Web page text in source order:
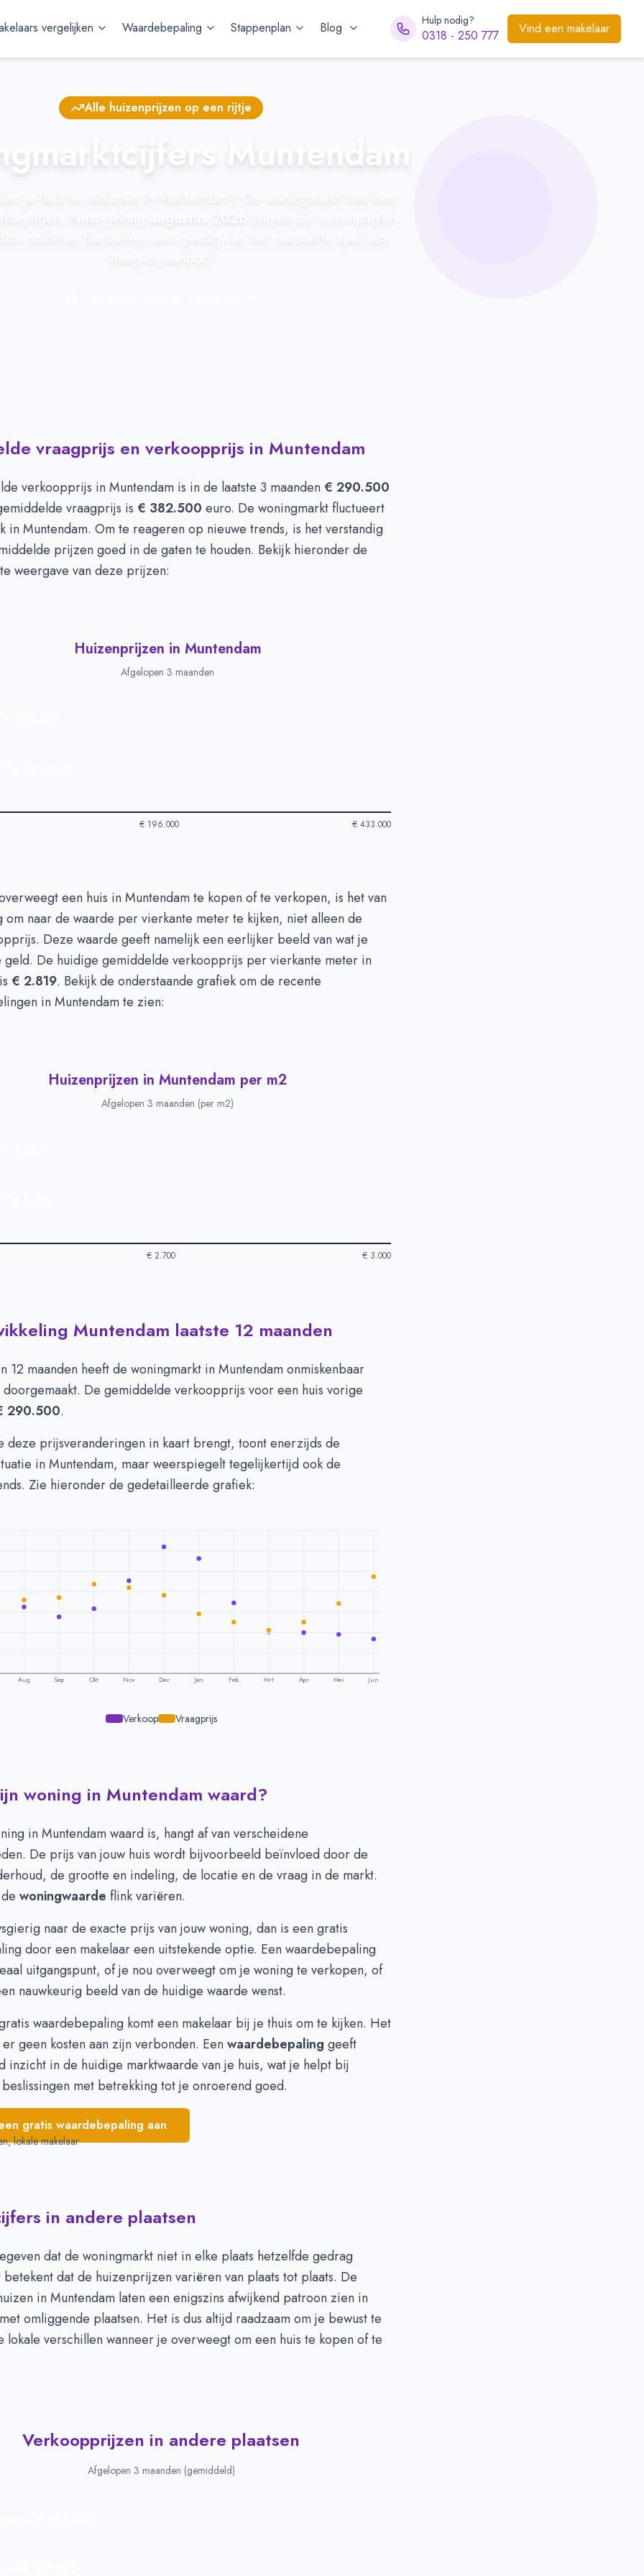
vergelijken Waardebepaling Stappenplan Blog Hulp nodig?
0318 - 250 777 Vind een makelaar
Alle huizenprijzen op een rijtje
Muntendam
augustus 2026
vraagprijs en verkoopprijs in Muntendam
verkoopprijs inMuntendam is in de laatste 3 maanden € 290.500
vraagprijs is € 382.500 euro. De woningmarkt fluctueert
in Muntendam. Om te reageren op nieuwe trends, is het verstandig
prijzen goed in de gaten te houden. Bekijk hieronder de
weergave van deze prijzen:
Huizenprijzen in Muntendam
Afgelopen 3 maanden
€ 196.000 € 433.000
Muntendam-Afgelopen 3 maanden
Type
Bedrag
€ 382.500
€ 290.500
een huis in Muntendam te kopen of te verkopen, is het van
om naar de waarde per vierkante meter te kijken, niet alleen de
Deze waarde geeft namelijk een eerlijker beeld van wat je
geld. De huidige gemiddelde verkoopprijs per vierkante meter in
€ 2.819. Bekijk de onderstaande grafiek om de recente
in Muntendam te zien:
Huizenprijzen in Muntendam per m2
Afgelopen 3 maanden (per m2)
€ 2.700 € 3.000
Muntendam per m2-Afgelopen 3 maanden (per m2)
Type
€ 2.869
€ 2.819
Muntendam laatste 12 maanden
12 maanden heeft de woningmarkt in Muntendam onmiskenbaar
De gemiddelde verkoopprijs voor een huis vorige
290.500.
deze prijsveranderingen in kaart brengt, toont enerzijds de
in Muntendam, maar weerspiegelt tegelijkertijd ook de
Zie hieronder de gedetailleerde grafiek:
Aug Sep Okt Nov Dec Jan Feb Mrt Apr Mei Jun
Verkoop Vraagprijs
per maand -Muntendam
Vraagprijs
Verkoopprijs
€ 337.089
€ 347.928
€ 337.833
€ 351.343
€ 323.245
€ 335.041
€ 375.916
€ 354.562
€ 426.038
€ 327.277
€ 408.950
€ 343.372
€ 300.721
315.500 € 299.976
€ 342.843
€ 297.639
€ 290.500
woning in Muntendam waard?
in Muntendam waard is, hangt af van verscheidene
De prijs van jouw huis wordt bijvoorbeeld beïnvloed door de
de grootte en indeling, de locatie en de vraag in de markt.
woningwaarde flink variëren.
naar de exacte prijs van jouw woning, dan is eengratis
door een makelaar een uitstekende optie. Een waardebepaling
uitgangspunt, of je nou overweegt om je woning te verkopen, of
nauwkeurig beeld van de huidige waarde wenst.
waardebepaling komt een makelaar bij je thuis om te kijken. Het
geen kosten aan zijn verbonden. Eenwaardebepaling geeft
inzicht in de huidige marktwaarde van je huis, wat je helpt bij
met betrekking tot je onroerend goed.
gratis waardebepaling aan
lokale makelaar
in andere plaatsen
dat de woningmarkt niet in elke plaats hetzelfde gedrag
dat de huizenprijzen variëren van plaats tot plaats. De
in Muntendam laten een enigszins afwijkend patroon zien in
omliggende plaatsen. Het is dus altijd raadzaam om je bewust te
lokale verschillen wanneer je overweegt om een huis te kopen of te
Verkoopprijzen in andere plaatsen
Afgelopen 3 maanden (gemiddeld)